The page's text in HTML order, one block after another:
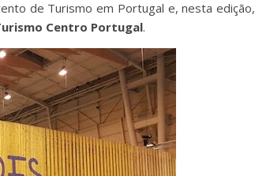
de Turismo em Portugal e, nesta edição,
Centro Portugal.